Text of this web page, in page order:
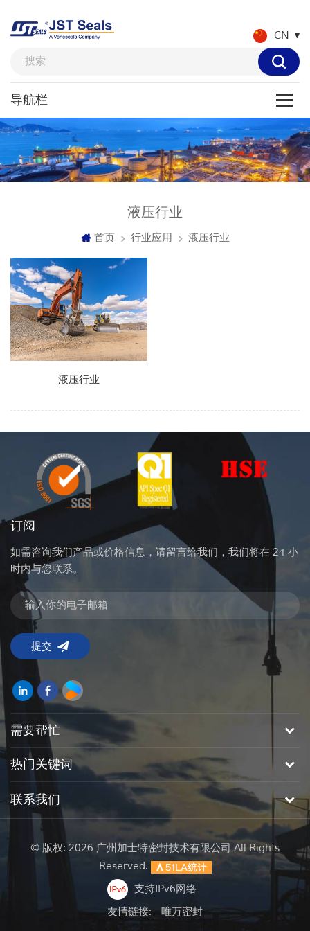
CN
液压行业
首页 行业应用 液压行业
液压行业
订阅
如需咨询我们产品或价格信息，请留言给我们，我们将在 24 小
时内与您联系。
需要帮忙
热门关键词
联系我们
© 版权: 2026 广州加士特密封技术有限公司 All Rights
Reserved.
支持IPv6网络
友情链接:
唯万密封